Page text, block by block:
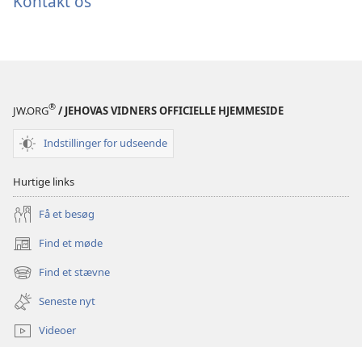
JW.ORG® / JEHOVAS VIDNERS OFFICIELLE HJEMMESIDE
Indstillinger for udseende
Hurtige links
Få et besøg
Find et møde
(åbner
nyt
vindue)
Find et stævne
(åbner
nyt
vindue)
Seneste nyt
Videoer